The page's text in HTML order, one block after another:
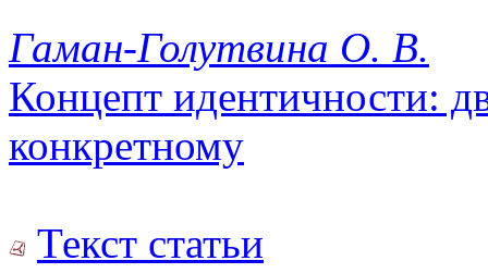
Гаман-Голутвина О. В.
Концепт идентичности:
конкретному
Текст статьи